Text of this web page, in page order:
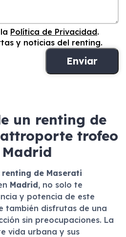
Política de Privacidad.
y noticias del renting.
un renting de
trofeo
Madrid
renting de Maserati
Madrid, no solo te
y potencia de este
también disfrutas de una
sin preocupaciones. La
vida urbana y sus